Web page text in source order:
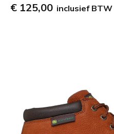
€ 125,00 inclusief BTW